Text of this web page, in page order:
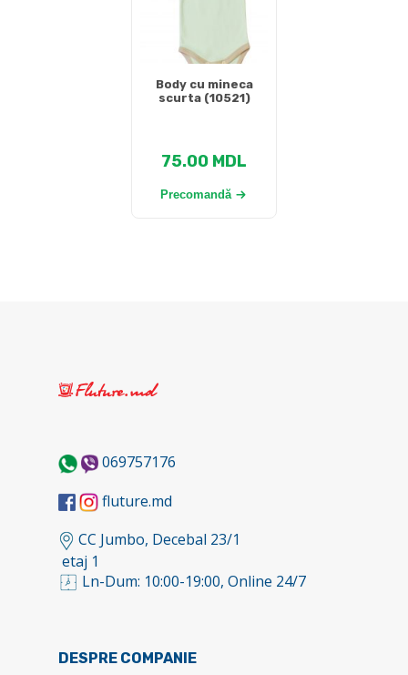
Body cu mineca
scurta (10521)
75.00 MDL
Precomandă
069757176
fluture.md
CC Jumbo, Decebal 23/1
etaj 1
Ln-Dum: 10:00-19:00, Online 24/7
DESPRE COMPANIE